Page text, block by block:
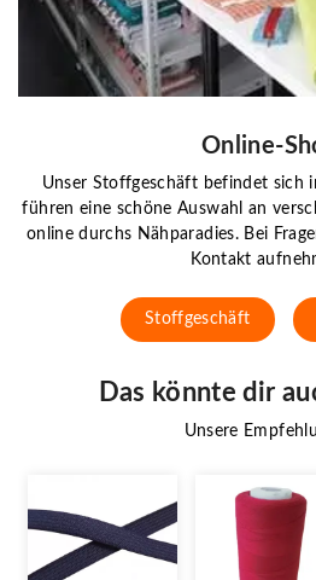
Online-
Unser Stoffgeschäft befindet sich
führen eine schöne Auswahl an
online durchs Nähparadies. Bei
Kontakt
Stoffgeschäft
Das könnte dir
Unsere